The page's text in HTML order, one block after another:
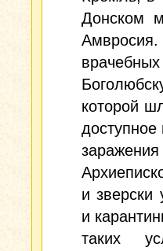
Донском
которой
и зверски
и
таких